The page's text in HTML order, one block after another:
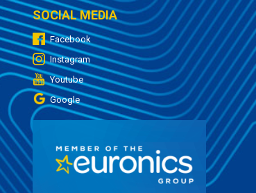
SOCIAL MEDIA
Facebook
Instagram
Youtube
Google